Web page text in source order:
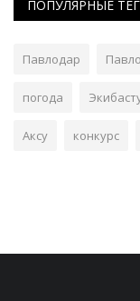
ПОПУЛЯРНЫЕ
Павлодар
погода
Аксу конкурс